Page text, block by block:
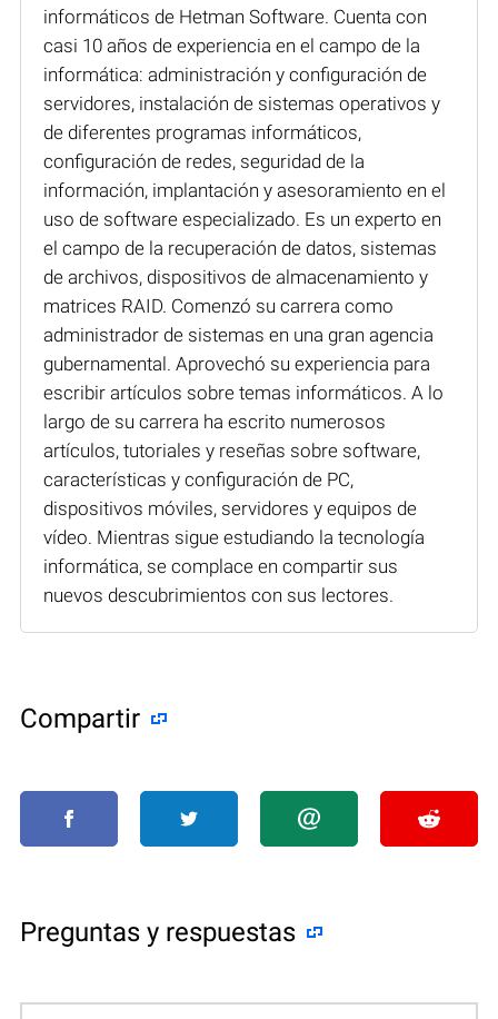
informáticos de Hetman Software. Cuenta con
casi 10 años de experiencia en el campo de la
informática: administración y configuración de
servidores, instalación de sistemas operativos y
de diferentes programas informáticos,
configuración de redes, seguridad de la
información, implantación y asesoramiento en el
uso de software especializado. Es un experto en
el campo de la recuperación de datos, sistemas
de archivos, dispositivos de almacenamiento y
matrices RAID. Comenzó su carrera como
administrador de sistemas en una gran agencia
gubernamental. Aprovechó su experiencia para
escribir artículos sobre temas informáticos. A lo
largo de su carrera ha escrito numerosos
artículos, tutoriales y reseñas sobre software,
características y configuración de PC,
dispositivos móviles, servidores y equipos de
vídeo. Mientras sigue estudiando la tecnología
informática, se complace en compartir sus
nuevos descubrimientos con sus lectores.
Compartir
Preguntas y respuestas